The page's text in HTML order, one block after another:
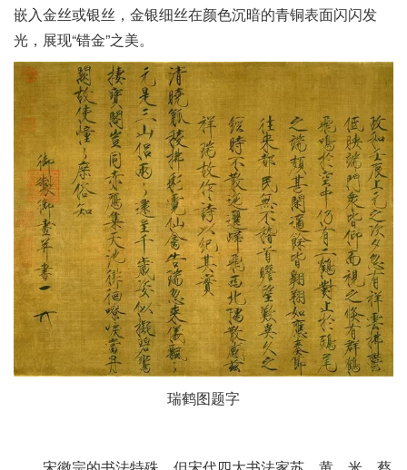
嵌入金丝或银丝，金银细丝在颜色沉暗的青铜表面闪闪发
光，展现“错金”之美。
瑞鹤图题字